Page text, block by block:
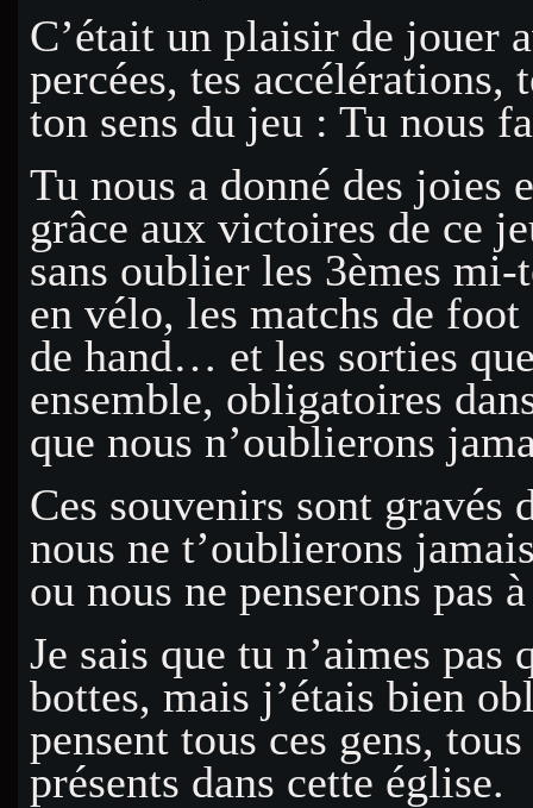
C’était un plaisir de jouer
percées, tes accélérations,
ton sens du jeu : Tu nous
Tu nous a donné des joies
grâce aux victoires de ce
sans oublier les 3èmes mi-
en vélo, les matchs de
de hand… et les sorties
ensemble, obligatoires
que nous n’oublierons
Ces souvenirs sont gravés
nous ne t’oublierons
ou nous ne penserons pas
Je sais que tu n’aimes pas
bottes, mais j’étais bien
pensent tous ces gens,
présents dans cette église.